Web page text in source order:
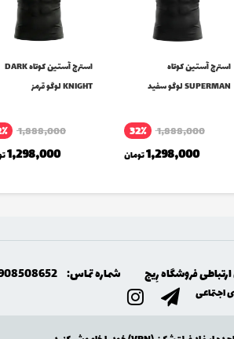
استرج آستین کوتاه
SUPERMAN لوگو سفید
1,888,000 32٪
1,298,000تومان
استرج آستین کوتاه DARK
KNIGHT لوگو قرمز
1,888,000
1,298,000
فروشگاه رِيج شماره تماس:
اجتماعی